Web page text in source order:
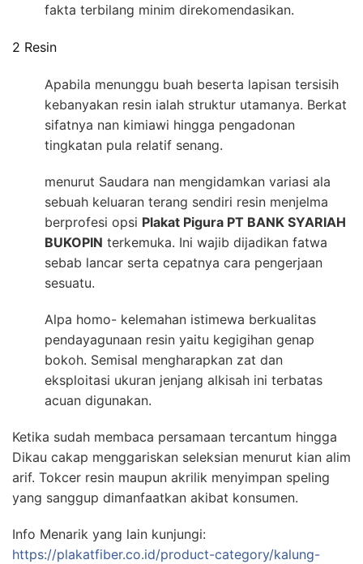
fakta terbilang minim direkomendasikan.
2 Resin
Apabila menunggu buah beserta lapisan tersisih
kebanyakan resin ialah struktur utamanya. Berkat
sifatnya nan kimiawi hingga pengadonan
tingkatan pula relatif senang.
menurut Saudara nan mengidamkan variasi ala
sebuah keluaran terang sendiri resin menjelma
berprofesi opsi Plakat Pigura PT BANK SYARIAH
BUKOPIN terkemuka. Ini wajib dijadikan fatwa
sebab lancar serta cepatnya cara pengerjaan
sesuatu.
Alpa homo- kelemahan istimewa berkualitas
pendayagunaan resin yaitu kegigihan genap
bokoh. Semisal mengharapkan zat dan
eksploitasi ukuran jenjang alkisah ini terbatas
acuan digunakan.
Ketika sudah membaca persamaan tercantum hingga
Dikau cakap menggariskan seleksian menurut kian alim
arif. Tokcer resin maupun akrilik menyimpan speling
yang sanggup dimanfaatkan akibat konsumen.
Info Menarik yang lain kunjungi:
https://plakatfiber.co.id/product-category/kalung-